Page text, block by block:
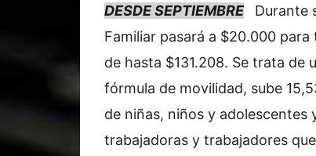
DESDE SEPTIEMBRE
Durante
Familiar pasará a $20.000
de hasta $131.208. Se trata
fórmula de movilidad, sube
de niñas, niños y adolescentes
trabajadoras y trabajadores